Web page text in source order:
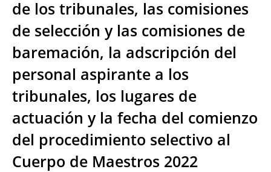
de los tribunales, las comisiones
de selección y las comisiones de
baremación, la adscripción del
personal aspirante a los
tribunales, los lugares de
actuación y la fecha del comienzo
del procedimiento selectivo al
Cuerpo de Maestros 2022